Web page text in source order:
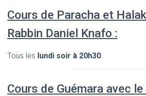
Cours de Paracha et
Rabbin Daniel Knafo :
Tous les lundi soir à 20h30.
Cours de Guémara avec le